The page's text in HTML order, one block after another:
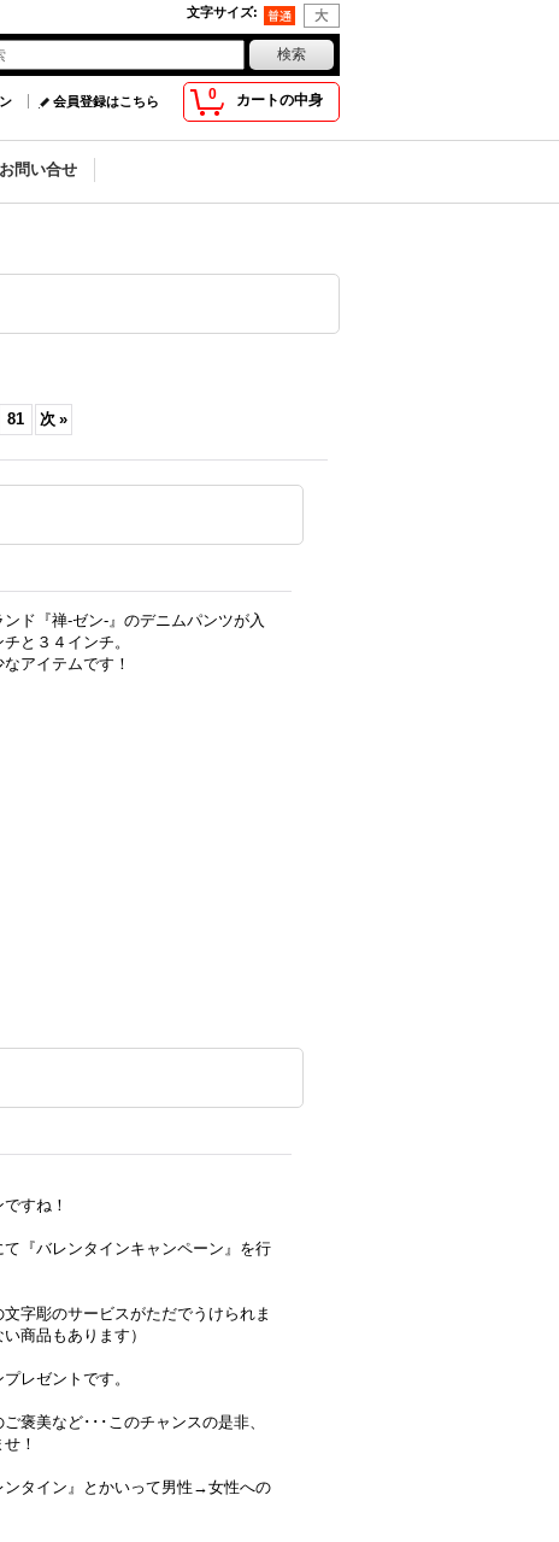
文字サイズ:
0 カートの中身
会員登録はこちら
お問い合せ
81 次 »
ド『禅-ゼン-』のデニムパンツが入
と３４インチ。
アイテムです！
すね！
『バレンタインキャンペーン』を行
字彫のサービスがただでうけられま
商品もあります）
レゼントです。
褒美など･･･このチャンスの是非、
！
ンタイン』とかいって男性→女性への